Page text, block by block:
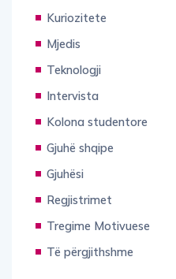
Kuriozitete
Mjedis
Teknologji
Intervista
Kolona studentore
Gjuhë shqipe
Gjuhësi
Regjistrimet
Tregime Motivuese
Të përgjithshme